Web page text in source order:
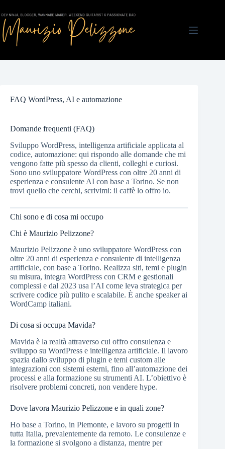
al
contenuto
FAQ WordPress, AI e automazione
Domande frequenti (FAQ)
Sviluppo WordPress, intelligenza artificiale applicata al
codice, automazione: qui rispondo alle domande che mi
vengono fatte più spesso da clienti, colleghi e curiosi.
Sono uno sviluppatore WordPress con oltre 20 anni di
esperienza e consulente AI con base a Torino. Se non
trovi quello che cerchi, scrivimi: il caffè lo offro io.
Chi sono e di cosa mi occupo
Chi è Maurizio Pelizzone?
Maurizio Pelizzone è uno sviluppatore WordPress con
oltre 20 anni di esperienza e consulente di intelligenza
artificiale, con base a Torino. Realizza siti, temi e plugin
su misura, integra WordPress con CRM e gestionali
complessi e dal 2023 usa l’AI come leva strategica per
scrivere codice più pulito e scalabile. È anche speaker ai
WordCamp italiani.
Di cosa si occupa Mavida?
Mavida è la realtà attraverso cui offro consulenza e
sviluppo su WordPress e intelligenza artificiale. Il lavoro
spazia dallo sviluppo di plugin e temi custom alle
integrazioni con sistemi esterni, fino all’automazione dei
processi e alla formazione su strumenti AI. L’obiettivo è
risolvere problemi concreti, non vendere hype.
Dove lavora Maurizio Pelizzone e in quali zone?
Ho base a Torino, in Piemonte, e lavoro su progetti in
tutta Italia, prevalentemente da remoto. Le consulenze e
la formazione si svolgono a distanza, mentre per